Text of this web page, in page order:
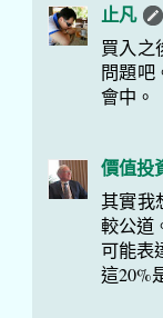
止凡
買入之
問題吧
會中。
價值投
其實我
較公道
可能表
這20%